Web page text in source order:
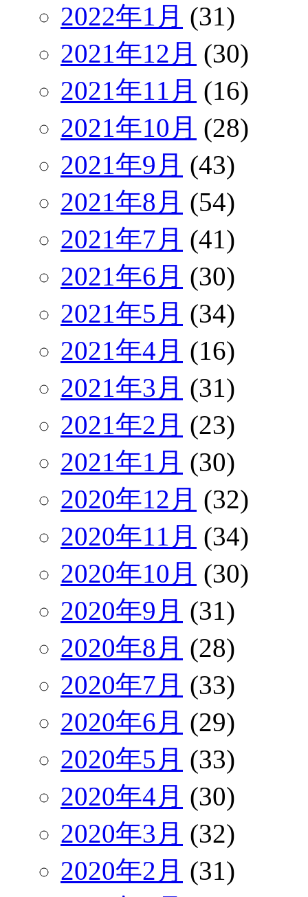
2022年1月 (31)
2021年12月 (30)
2021年11月 (16)
2021年10月 (28)
2021年9月 (43)
2021年8月 (54)
2021年7月 (41)
2021年6月 (30)
2021年5月 (34)
2021年4月 (16)
2021年3月 (31)
2021年2月 (23)
2021年1月 (30)
2020年12月 (32)
2020年11月 (34)
2020年10月 (30)
2020年9月 (31)
2020年8月 (28)
2020年7月 (33)
2020年6月 (29)
2020年5月 (33)
2020年4月 (30)
2020年3月 (32)
2020年2月 (31)